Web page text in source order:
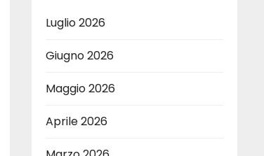
Luglio 2026
Giugno 2026
Maggio 2026
Aprile 2026